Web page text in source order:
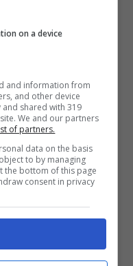
molto impegnati e
, è già un inizio e
l’armonia verso
interioreo con
un partner, un
della vostra vita che
passato,presente
parlando
. Rappresenta una
on a device
and information from
and other device
shared with 319
We and our partners
of partners.
data on the basis
to by managing
the bottom of this page
consent in privacy